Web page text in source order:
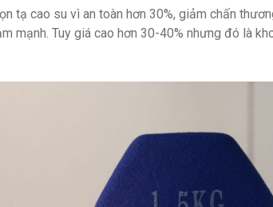
tạ cao su vì an toàn hơn 30%, giảm chấn
mạnh. Tuy giá cao hơn 30-40% nhưng đó là